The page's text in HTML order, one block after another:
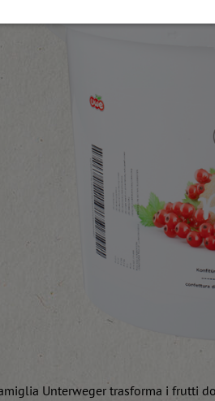
Unterweger trasforma i frutti